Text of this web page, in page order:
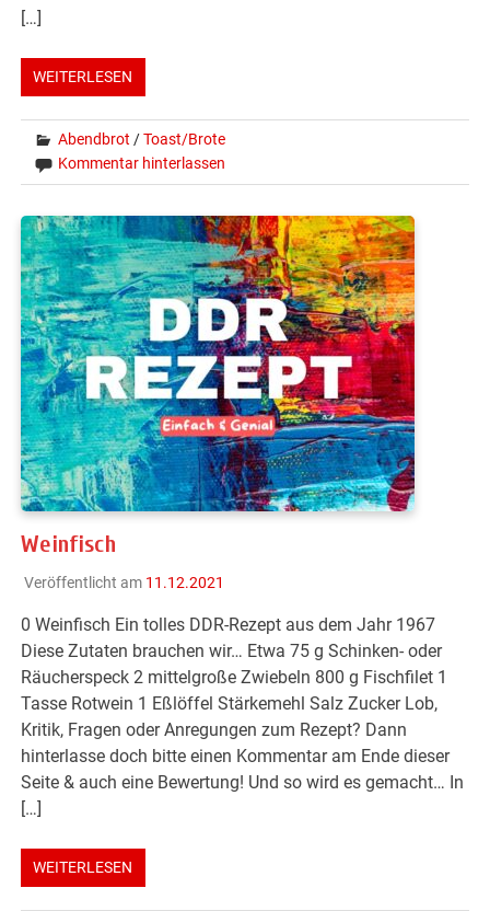
[…]
WEITERLESEN
Abendbrot /Toast/Brote
Kommentar hinterlassen
Weinfisch
Veröffentlicht am 11.12.2021
0 Weinfisch Ein tolles DDR-Rezept aus dem Jahr 1967
Diese Zutaten brauchen wir… Etwa 75 g Schinken- oder
Räucherspeck 2 mittelgroße Zwiebeln 800 g Fischfilet 1
Tasse Rotwein 1 Eßlöffel Stärkemehl Salz Zucker Lob,
Kritik, Fragen oder Anregungen zum Rezept? Dann
hinterlasse doch bitte einen Kommentar am Ende dieser
Seite & auch eine Bewertung! Und so wird es gemacht… In
[…]
WEITERLESEN